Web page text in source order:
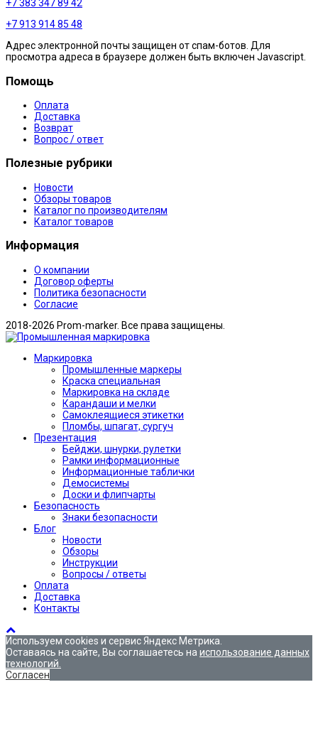
+7 383 347 89 42
+7 913 914 85 48
Адрес электронной почты защищен от спам-ботов. Для
просмотра адреса в браузере должен быть включен Javascript.
Помощь
Оплата
Доставка
Возврат
Вопрос / ответ
Полезные рубрики
Новости
Обзоры товаров
Каталог по производителям
Каталог товаров
Информация
О компании
Договор оферты
Политика безопасности
Согласие
2018-2026 Prom-marker. Все права защищены.
Маркировка
Промышленные маркеры
Краска специальная
Маркировка на складе
Карандаши и мелки
Самоклеящиеся этикетки
Пломбы, шпагат, сургуч
Презентация
Бейджи, шнурки, рулетки
Рамки информационные
Информационные таблички
Демосистемы
Доски и флипчарты
Безопасность
Знаки безопасности
Блог
Новости
Обзоры
Инструкции
Вопросы / ответы
Оплата
Доставка
Контакты
Используем cookies и сервис Яндекс Метрика.
Оставаясь на сайте, Вы соглашаетесь на использование данных
технологий.
Согласен